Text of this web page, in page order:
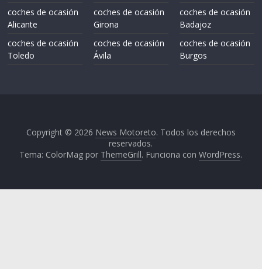
coches de ocasión
Alicante
coches de ocasión
Toledo
coches de ocasión
Girona
coches de ocasión
Ávila
coches de ocasión
Badajoz
coches de ocasión
Burgos
Copyright © 2026 News Motoreto. Todos los derechos
reservados.
Tema: ColorMag por ThemeGrill. Funciona conWordPress.